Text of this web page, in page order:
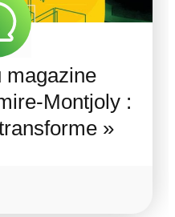
magazine
Montjoly :
»